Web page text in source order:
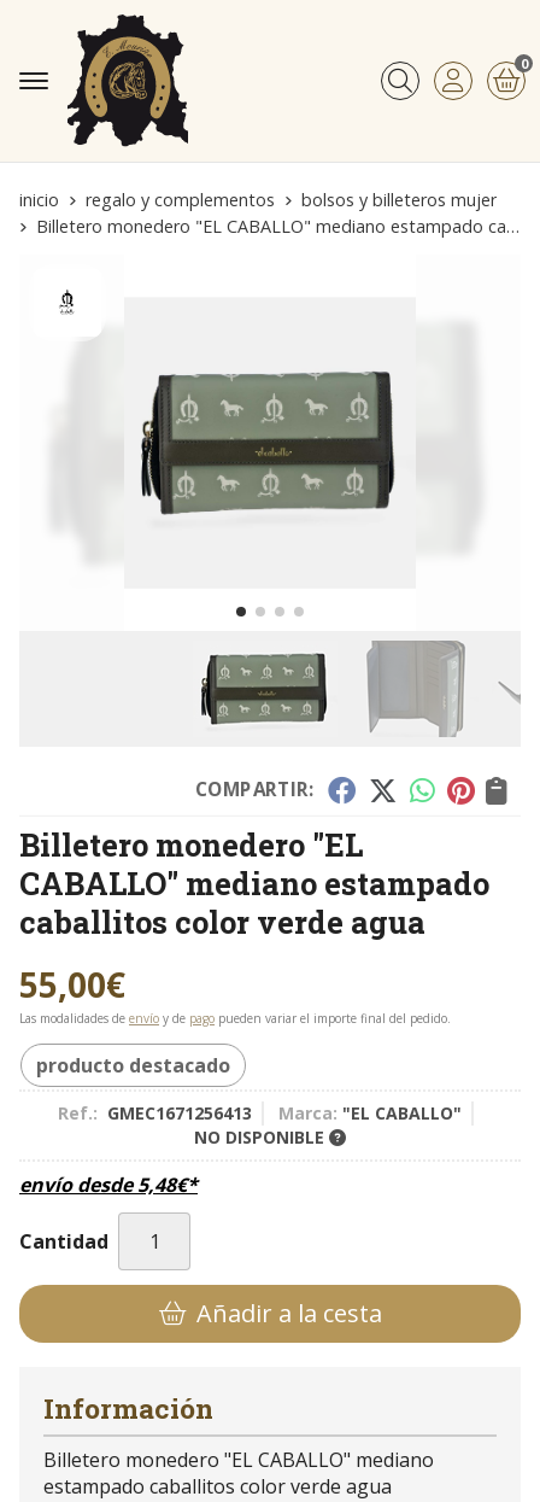
Buscar
0
inicio regalo y complementos
bolsos y billeteros mujer
Billetero monedero "EL CABALLO" mediano estampado caballitos color verde agua
COMPARTIR:
Billetero monedero "EL
CABALLO" mediano estampado
caballitos color verde agua
55,00€
Las modalidades de envío y de pago pueden variar el importe final del pedido.
producto destacado
Ref.: GMEC1671256413 Marca: "EL CABALLO"
NO DISPONIBLE
envío desde5,48€*
Cantidad
Añadir a la cesta
Información
Billetero monedero "EL CABALLO" mediano
estampado caballitos color verde agua